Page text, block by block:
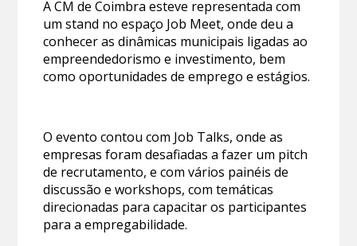
A CM de Coimbra esteve representada com
um stand no espaço Job Meet, onde deu a
conhecer as dinâmicas municipais ligadas ao
empreendedorismo e investimento, bem
como oportunidades de emprego e estágios.
O evento contou com Job Talks, onde as
empresas foram desafiadas a fazer um pitch
de recrutamento, e com vários painéis de
discussão e workshops, com temáticas
direcionadas para capacitar os participantes
para a empregabilidade.